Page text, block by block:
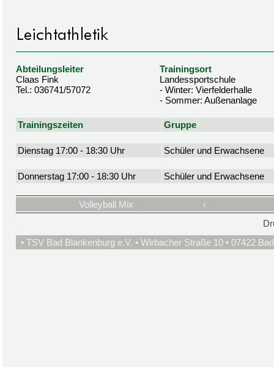
Abteilungsleiter
Claas Fink
Tel.: 036741/57072
Trainingsort
Landessportschule
- Winter: Vierfelderhalle
- Sommer: Außenanlage
Trainingszeiten Gruppe
Dienstag 17:00 - 18:30 Uhr Schüler und Erwachsene
Donnerstag 17:00 - 18:30 Uhr Schüler und Erwachsene
Volleyball Mix
‹
• TSV Bad Blankenburg e.V. • Wirbacher Straße 10 • 07422